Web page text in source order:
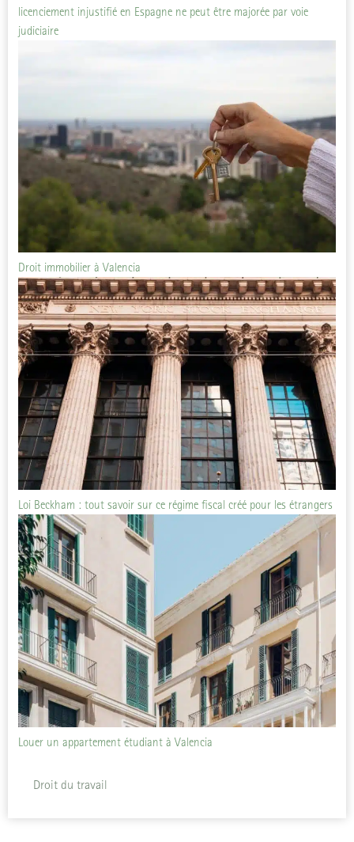
licenciement injustifié en Espagne ne peut être majorée par voie
judiciaire
Droit immobilier à Valencia
Loi Beckham : tout savoir sur ce régime fiscal créé pour les étrangers
Louer un appartement étudiant à Valencia
Droit du travail